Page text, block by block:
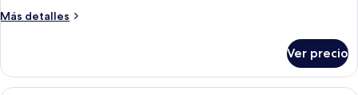
size,
al
Más detalles
Más
junior,
Ver precio